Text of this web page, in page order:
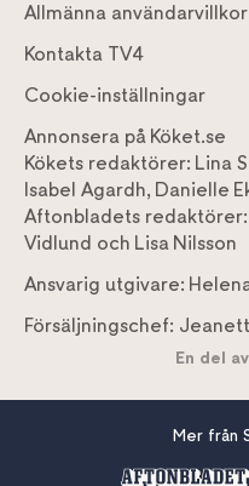
Allmänna användarvillkor
Kontakta TV4
Cookie-inställningar
Annonsera på Köket.se
Kökets redaktörer: Lina
Isabel Agardh, Danielle
Aftonbladets redaktörer:
Vidlund och Lisa Nilsson
Ansvarig utgivare:
Försäljningschef:
En del
Mer från